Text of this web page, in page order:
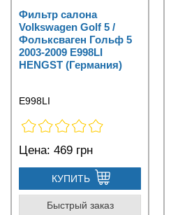
Фильтр салона
Volkswagen Golf 5 /
Фольксваген Гольф 5
2003-2009 E998LI
HENGST (Германия)
E998LI
Цена: 469 грн
КУПИТЬ
Быстрый заказ